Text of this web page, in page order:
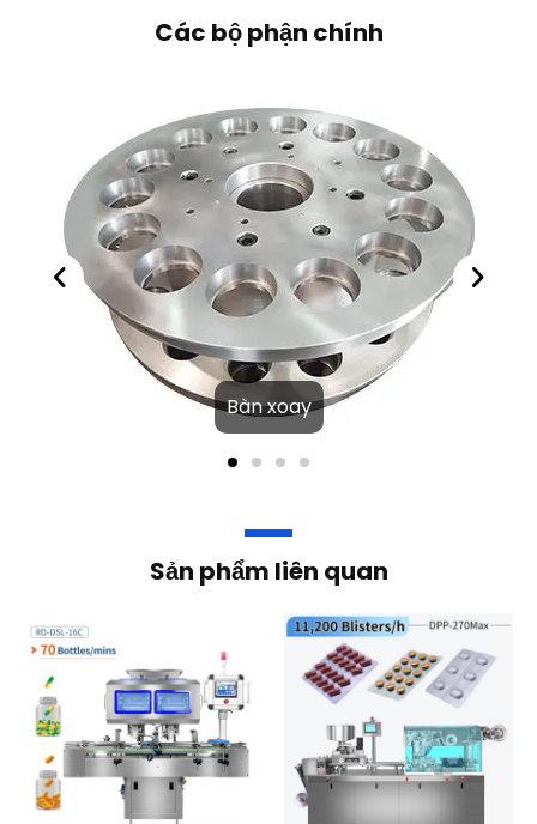
Các bộ phận chính
Bàn xoay
Sản phẩm liên quan